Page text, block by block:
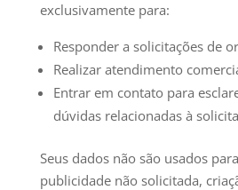
exclusivamente para:
Responder a solicitações de
Realizar atendimento
Entrar em contato para
dúvidas relacionadas à
Seus dados não são usados
publicidade não solicitada,